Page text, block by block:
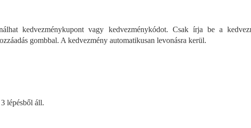
kedvezménykupont vagy kedvezménykódot. Csak írja be a
gombbal. A kedvezmény automatikusan levonásra kerül.
lépésből áll.